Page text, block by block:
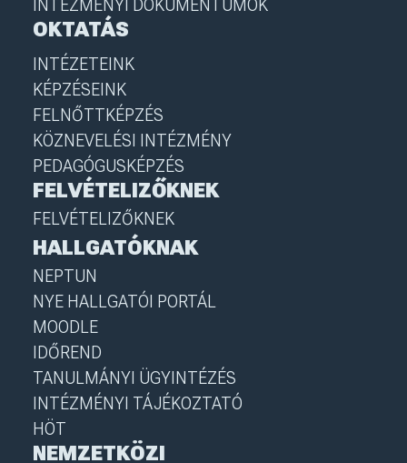
INTÉZMÉNYI DOKUMENTUMOK
OKTATÁS
INTÉZETEINK
KÉPZÉSEINK
FELNŐTTKÉPZÉS
KÖZNEVELÉSI INTÉZMÉNY
PEDAGÓGUSKÉPZÉS
FELVÉTELIZŐKNEK
FELVÉTELIZŐKNEK
HALLGATÓKNAK
NEPTUN
NYE HALLGATÓI PORTÁL
MOODLE
IDŐREND
TANULMÁNYI ÜGYINTÉZÉS
INTÉZMÉNYI TÁJÉKOZTATÓ
HÖT
NEMZETKÖZI